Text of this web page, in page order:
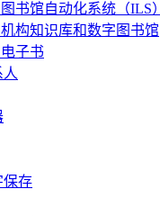
书馆自动化系统（ILS）
构知识库和数字图书馆
子书
人
保存